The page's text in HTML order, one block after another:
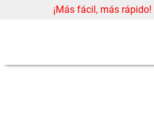
¡Más fácil, más rápido!